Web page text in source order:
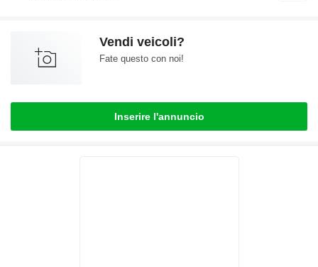
Vendi veicoli?
Fate questo con noi!
Inserire l'annuncio